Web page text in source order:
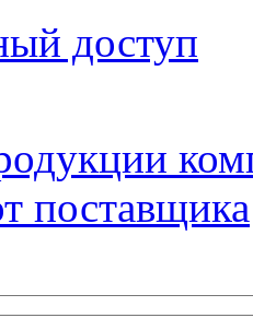
доступ
поставщика